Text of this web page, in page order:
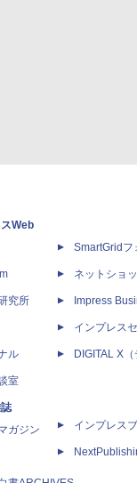
Web
究所
ル
室
ガジン
SmartGridフ
ネットショ
Impress
インプレス
DIGITAL X
インプレス